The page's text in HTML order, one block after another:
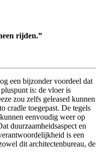
rijden.”
een bijzonder voordeel dat
is: de vloer is
zou zelfs geleased kunnen
cradle toegepast. De tegels
eenvoudig weer op
duurzaamheidsaspect en
is een
dit architectenbureau, de